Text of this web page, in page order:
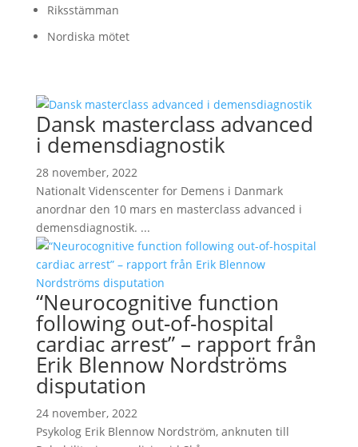
Riksstämman
Nordiska mötet
Dansk masterclass advanced
i demensdiagnostik
28 november, 2022
Nationalt Videnscenter for Demens i Danmark
anordnar den 10 mars en masterclass advanced i
demensdiagnostik. ...
“Neurocognitive function
following out-of-hospital
cardiac arrest” – rapport från
Erik Blennow Nordströms
disputation
24 november, 2022
Psykolog Erik Blennow Nordström, anknuten till